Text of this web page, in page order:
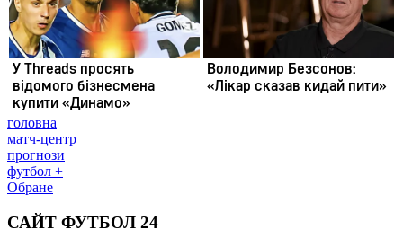
головна
матч-центр
прогнози
футбол +
Обране
САЙТ ФУТБОЛ 24